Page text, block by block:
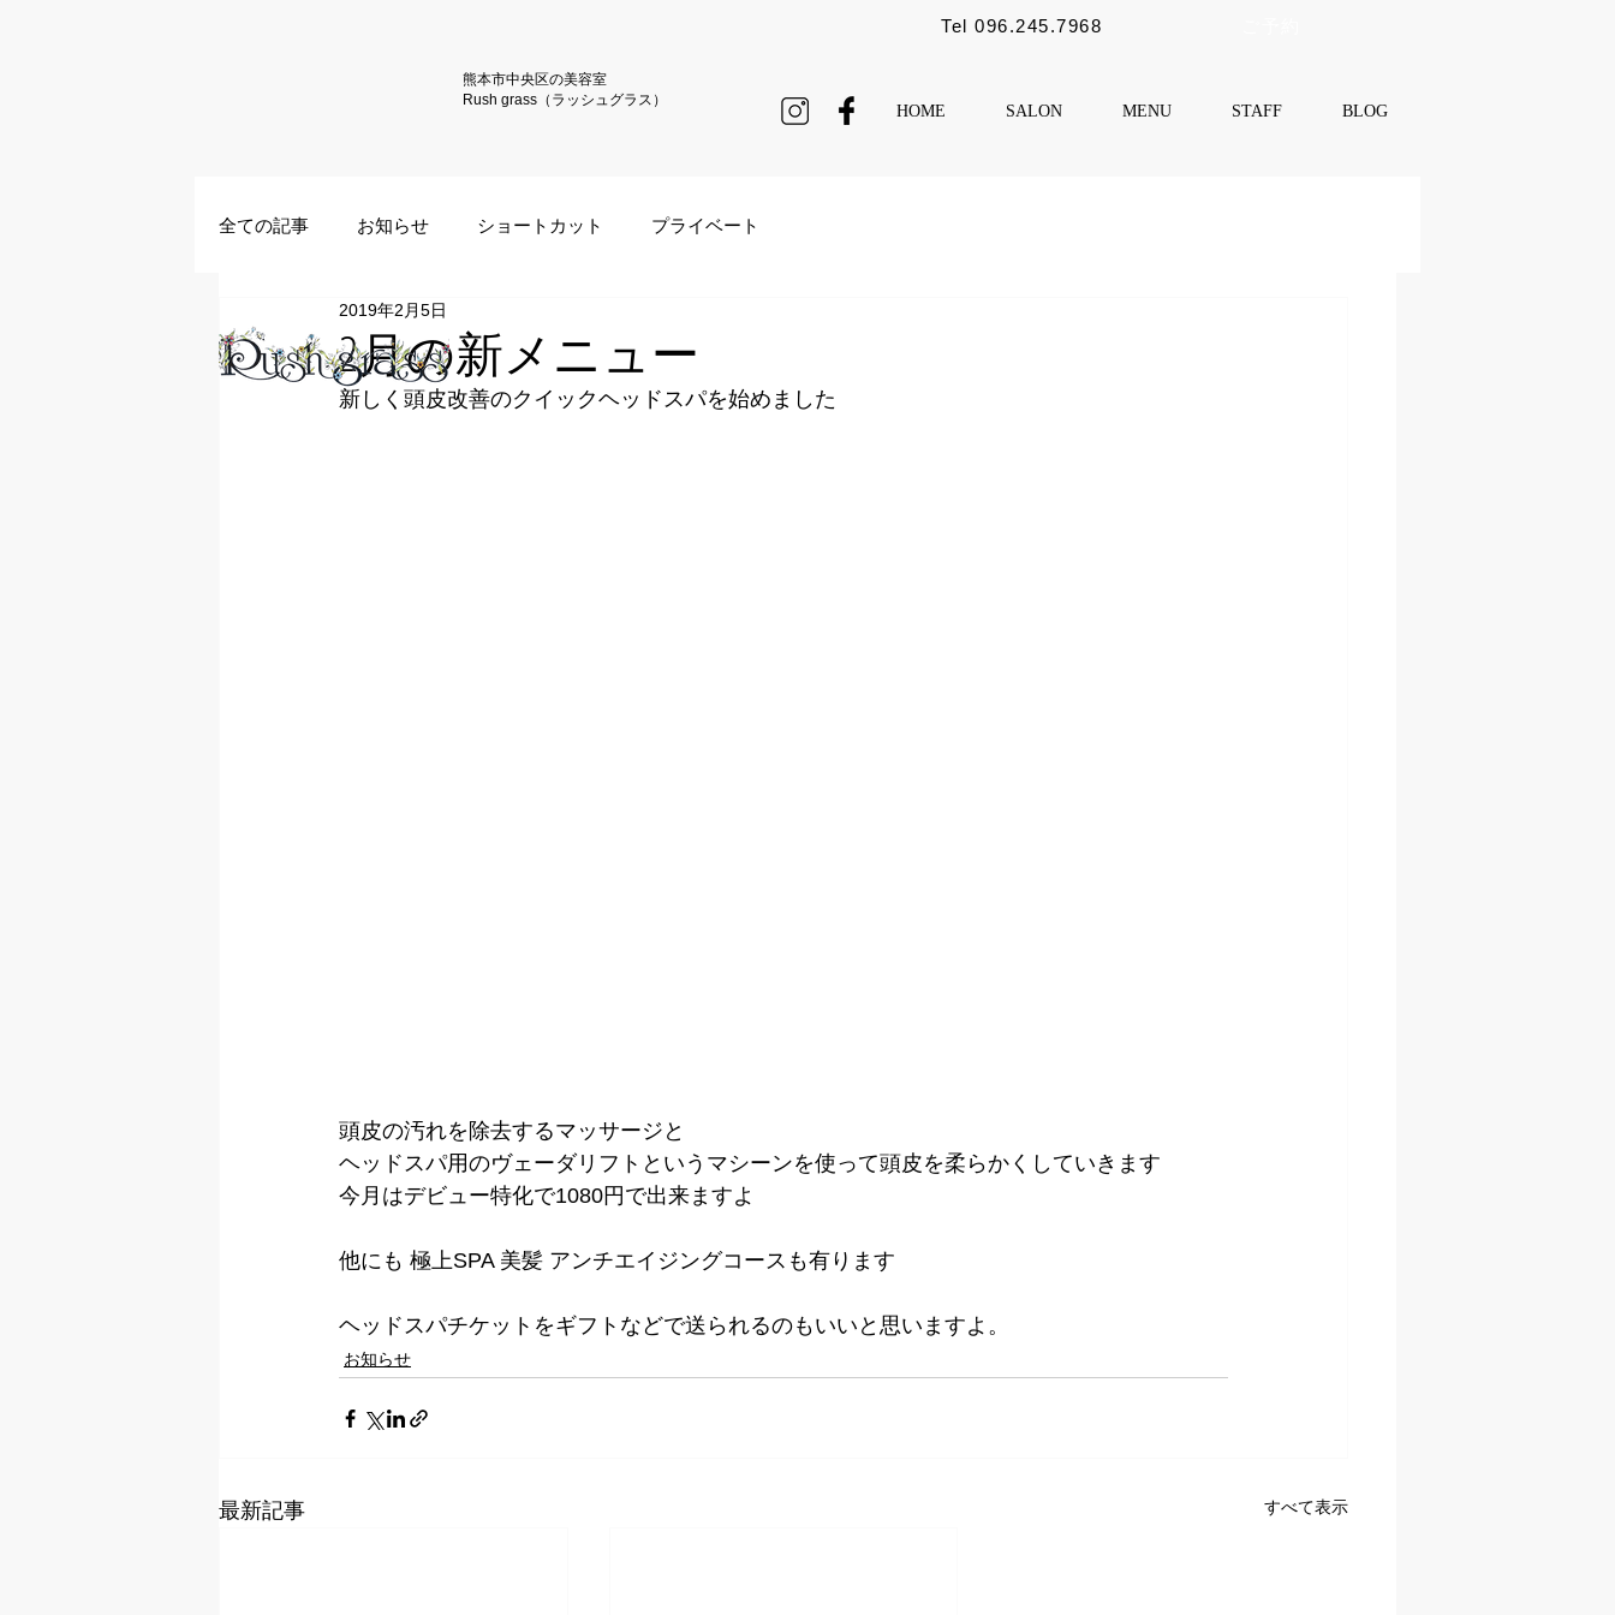
熊本市中央区の美容室
Rush grass（ラッシュグラス）
Tel 096.245.7968
HOME SALON MENU STAFF BLOG
全ての記事 お知らせ ショートカット プライベート
2月の新メニュー
2019年2月5日
新しく頭皮改善のクイックヘッドスパを始めました
頭皮の汚れを除去するマッサージと
ヘッドスパ用のヴェーダリフトというマシーンを使って頭皮を柔らかくしていきます
今月はデビュー特化で1080円で出来ますよ
他にも 極上SPA 美髪 アンチエイジングコースも有ります
ヘッドスパチケットをギフトなどで送られるのもいいと思いますよ。
お知らせ
最新記事 すべて表示